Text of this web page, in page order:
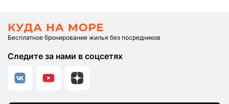
Бесплатное бронирование жилья без посредников
Следите за нами в соцсетях